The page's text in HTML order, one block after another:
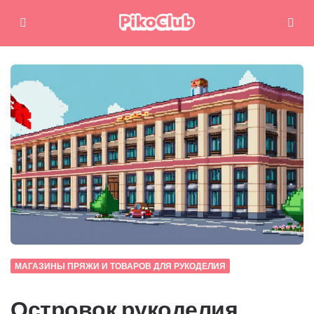
Меню Поиск
МАГАЗИНЫ ПРЯЖИ И ТОВАРОВ ДЛЯ РУКОДЕЛИЯ